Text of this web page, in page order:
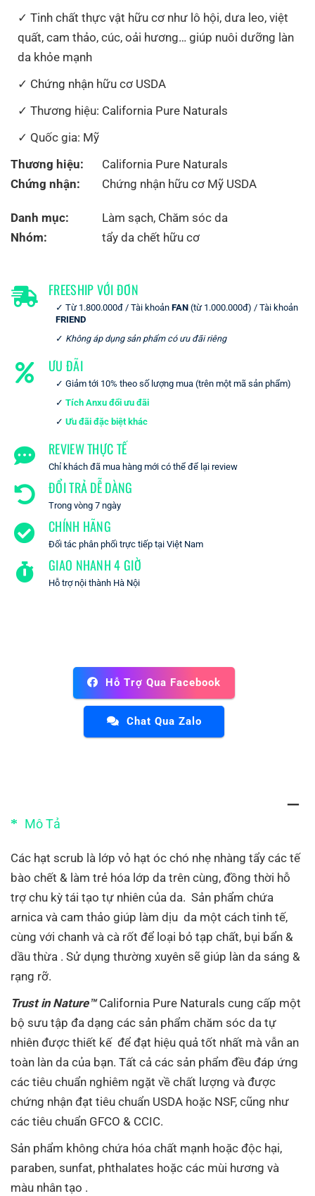
Tinh chất thực vật hữu cơ như lô hội, dưa leo, việt
quất, cam thảo, cúc, oải hương… giúp nuôi dưỡng làn
da khỏe mạnh
Chứng nhận hữu cơ USDA
Thương hiệu: California Pure Naturals
Quốc gia: Mỹ
Thương hiệu:
California Pure Naturals
Chứng nhận:
Chứng nhận hữu cơ Mỹ USDA
Danh mục: Làm sạch, Chăm sóc da
Nhóm:
tẩy da chết hữu cơ
FREESHIP VỚI ĐƠN
Từ 1.800.000đ / Tài khoản FAN (từ 1.000.000đ) / Tài khoản
FRIEND
Không áp dụng sản phẩm có ưu đãi riêng
ƯU ĐÃI
Giảm tới 10% theo số lượng mua (trên một mã sản phẩm)
Tích Anxu đổi ưu đãi
Ưu đãi đặc biệt khác
REVIEW THỰC TẾ
Chỉ khách đã mua hàng mới có thể để lại review
ĐỔI TRẢ DỄ DÀNG
Trong vòng 7 ngày
CHÍNH HÃNG
Đối tác phân phối trực tiếp tại Việt Nam
GIAO NHANH 4 GIỜ
Hỗ trợ nội thành Hà Nội
Hỗ Trợ Qua Facebook
Chat Qua Zalo
Mô Tả
Các hạt scrub là lớp vỏ hạt óc chó nhẹ nhàng tẩy các tế
bào chết & làm trẻ hóa lớp da trên cùng, đồng thời hỗ
trợ chu kỳ tái tạo tự nhiên của da. Sản phẩm chứa
arnica và cam thảo giúp làm dịu da một cách tinh tế,
cùng với chanh và cà rốt để loại bỏ tạp chất, bụi bẩn &
dầu thừa . Sử dụng thường xuyên sẽ giúp làn da sáng &
rạng rỡ.
Trust in Nature™California Pure Naturals cung cấp một
bộ sưu tập đa dạng các sản phẩm chăm sóc da tự
nhiên được thiết kế để đạt hiệu quả tốt nhất mà vẫn an
toàn làn da của bạn. Tất cả các sản phẩm đều đáp ứng
các tiêu chuẩn nghiêm ngặt về chất lượng và được
chứng nhận đạt tiêu chuẩn USDA hoặc NSF, cũng như
các tiêu chuẩn GFCO & CCIC.
Sản phẩm không chứa hóa chất mạnh hoặc độc hại,
paraben, sunfat, phthalates hoặc các mùi hương và
màu nhân tạo .